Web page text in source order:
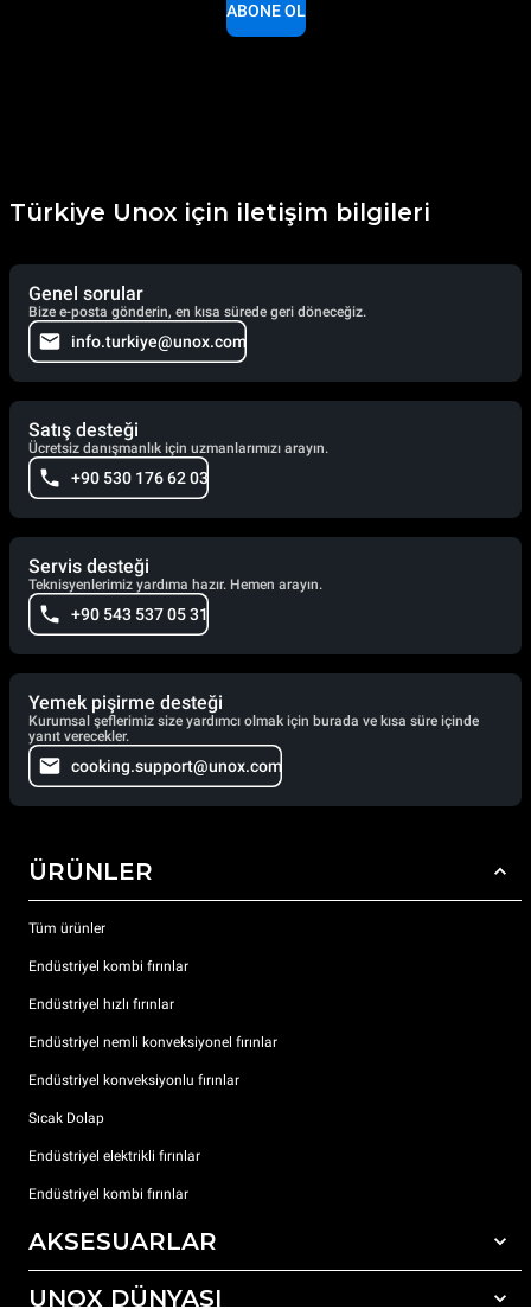
ABONE OL
Türkiye Unox için iletişim bilgileri
Genel sorular
Bize e-posta gönderin, en kısa sürede geri döneceğiz.
info.turkiye@unox.com
Satış desteği
Ücretsiz danışmanlık için uzmanlarımızı arayın.
+90 530 176 62 03
Servis desteği
Teknisyenlerimiz yardıma hazır. Hemen arayın.
+90 543 537 05 31
Yemek pişirme desteği
Kurumsal şeflerimiz size yardımcı olmak için burada ve kısa süre içinde
yanıt verecekler.
cooking.support@unox.com
ÜRÜNLER
Tüm ürünler
Endüstriyel kombi fırınlar
Endüstriyel hızlı fırınlar
Endüstriyel nemli konveksiyonel fırınlar
Endüstriyel konveksiyonlu fırınlar
Sıcak Dolap
Endüstriyel elektrikli fırınlar
Endüstriyel kombi fırınlar
AKSESUARLAR
Tüm aksesuarlar
UNOX DÜNYASI